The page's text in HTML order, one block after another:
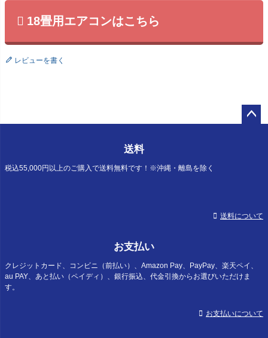
18畳用エアコンはこちら
レビューを書く
送料
税込55,000円以上のご購入で送料無料です！※沖縄・離島を除く
送料について
お支払い
クレジットカード、コンビニ（前払い）、Amazon Pay、PayPay、楽天ペイ、
au PAY、あと払い（ペイディ）、銀行振込、代金引換からお選びいただけま
す。
お支払いについて